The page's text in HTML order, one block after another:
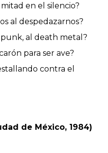
en el silencio?
al despedazarnos?
al death metal?
para ser ave?
contra el
de México, 1984)